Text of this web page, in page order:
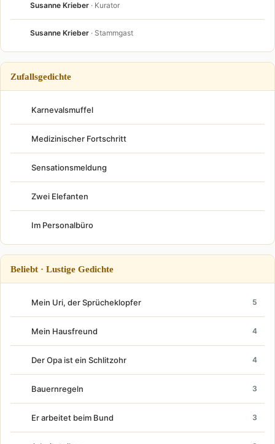
Susanne Krieber · Kurator
Susanne Krieber · Stammgast
Zufallsgedichte
Karnevalsmuffel
Medizinischer Fortschritt
Sensationsmeldung
Zwei Elefanten
Im Personalbüro
Beliebt · Lustige Gedichte
Mein Uri, der Sprücheklopfer 5
Mein Hausfreund 4
Der Opa ist ein Schlitzohr 4
Bauernregeln 3
Er arbeitet beim Bund 3